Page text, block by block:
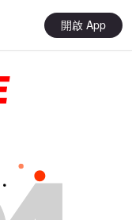
開啟 App